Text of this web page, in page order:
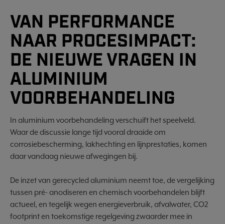
VAN PERFORMANCE
NAAR PROCESIMPACT:
DE NIEUWE VRAGEN IN
ALUMINIUM
VOORBEHANDELING
In aluminium voorbehandeling verschuift het speelveld.
Waar de discussie lange tijd vooral draaide om
corrosiebescherming, lakhechting en lijnprestaties, komen
daar vandaag nieuwe afwegingen bij.
De inzet van gerecycled aluminium neemt toe, de vergelijking
tussen pré- anodiseren en chemisch voorbehandelen blijft
actueel, en tegelijk wegen energieverbruik, afvalwater, CO2
footprint en toekomstige regelgeving zwaarder mee in